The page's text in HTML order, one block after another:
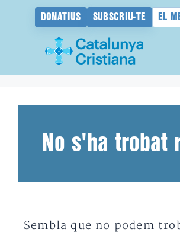
DONATIUS SUBSCRIU-TE EL
No s'ha trobat
Sembla que no podem